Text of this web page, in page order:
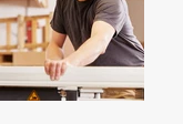
Kundenwunsch
zögern Sie also
auf uns